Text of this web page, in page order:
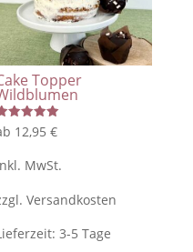
Topper
5
12,95€
MwSt.
Versandkosten
3-5 Tage